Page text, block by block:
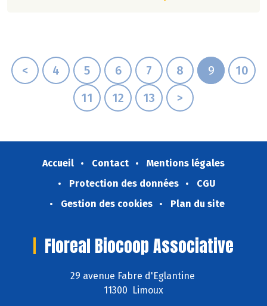
< 4 5 6 7 8 9
10
11
12 13 >
Accueil Contact
Mentions légales
Protection des données
CGU
Gestion des cookies
Plan du site
Floreal Biocoop Associative
29 avenue Fabre d'Eglantine
11300 Limoux